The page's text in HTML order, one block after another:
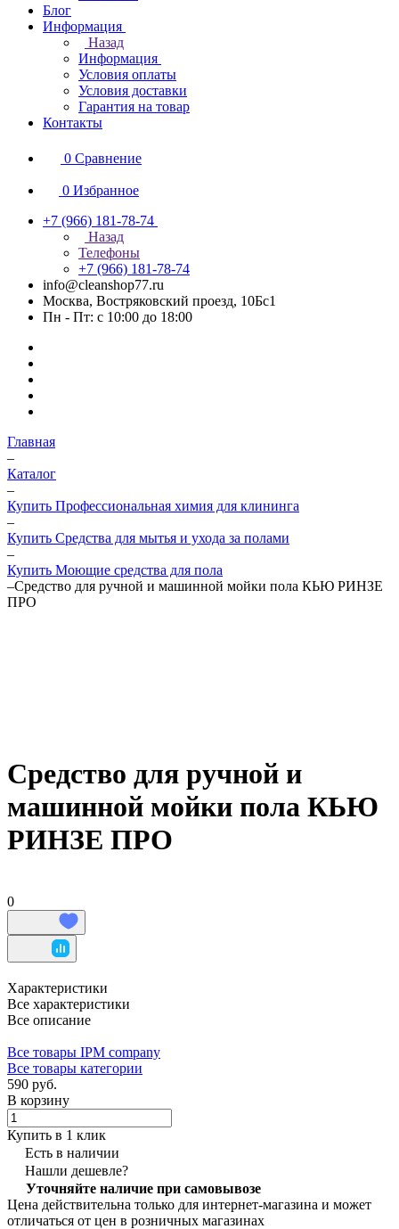
Блог
Информация
Назад
Информация
Условия оплаты
Условия доставки
Гарантия на товар
Контакты
0 Сравнение
0 Избранное
+7 (966) 181-78-74
Назад
Телефоны
+7 (966) 181-78-74
info@cleanshop77.ru
Москва, Востряковский проезд, 10Бс1
Пн - Пт: с 10:00 до 18:00
Главная
–
Каталог
–
Купить Профессиональная химия для клининга
–
Купить Средства для мытья и ухода за полами
–
Купить Моющие средства для пола
–Средство для ручной и машинной мойки пола КЬЮ РИНЗЕ
ПРО
Средство для ручной и
машинной мойки пола КЬЮ
РИНЗЕ ПРО
0
Характеристики
Все характеристики
Все описание
Все товары IPM company
Все товары категории
590 руб.
В корзину
Купить в 1 клик
Есть в наличии
Нашли дешевле?
Уточняйте наличие при самовывозе
Цена действительна только для интернет-магазина и может
отличаться от цен в розничных магазинах